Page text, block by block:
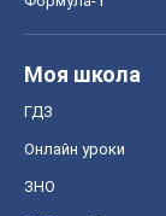
Моя школа
ГДЗ
Онлайн уроки
ЗНО